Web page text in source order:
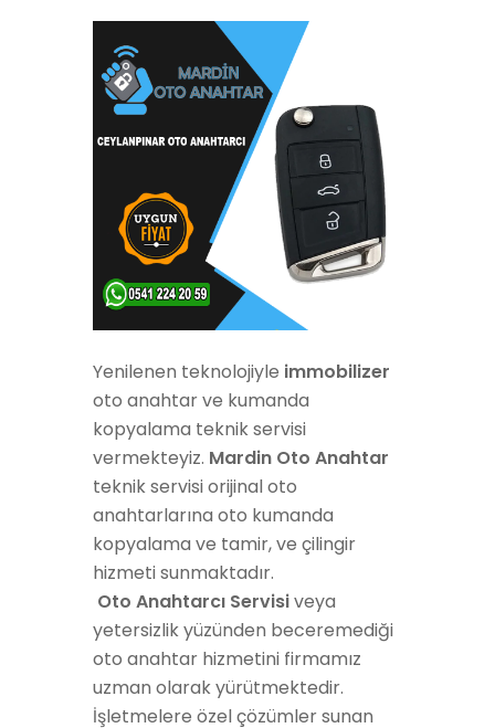
Yenilenen teknolojiyle immobilizer
oto anahtar ve kumanda
kopyalama teknik servisi
vermekteyiz. Mardin Oto Anahtar
teknik servisi orijinal oto
anahtarlarına oto kumanda
kopyalama ve tamir, ve çilingir
hizmeti sunmaktadır.
Oto Anahtarcı Servisiveya
yetersizlik yüzünden beceremediği
oto anahtar hizmetini firmamız
uzman olarak yürütmektedir.
İşletmelere özel çözümler sunan